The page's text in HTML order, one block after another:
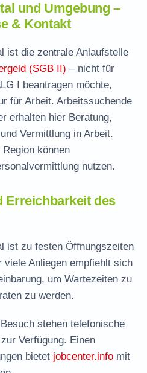
und Umgebung –
& Kontakt
ist die zentrale Anlaufstelle
(SGB II) – nicht für
I beantragen möchte,
für Arbeit. Arbeitssuchende
erhalten hier Beratung,
Vermittlung in Arbeit.
können
nutzen.
Erreichbarkeit des
ist zu festen Öffnungszeiten
viele Anliegen empfiehlt sich
um Wartezeiten zu
zu werden.
stehen telefonische
Verfügung. Einen
bietet jobcenter.info mit